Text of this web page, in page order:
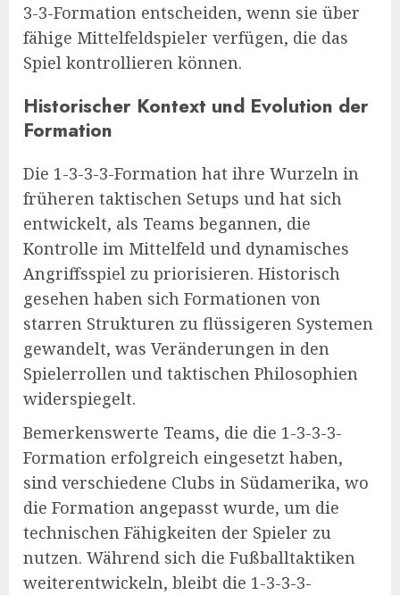
3-3-Formation entscheiden, wenn sie über
fähige Mittelfeldspieler verfügen, die das
Spiel kontrollieren können.
Historischer Kontext und Evolution der
Formation
Die 1-3-3-3-Formation hat ihre Wurzeln in
früheren taktischen Setups und hat sich
entwickelt, als Teams begannen, die
Kontrolle im Mittelfeld und dynamisches
Angriffsspiel zu priorisieren. Historisch
gesehen haben sich Formationen von
starren Strukturen zu flüssigeren Systemen
gewandelt, was Veränderungen in den
Spielerrollen und taktischen Philosophien
widerspiegelt.
Bemerkenswerte Teams, die die 1-3-3-3-
Formation erfolgreich eingesetzt haben,
sind verschiedene Clubs in Südamerika, wo
die Formation angepasst wurde, um die
technischen Fähigkeiten der Spieler zu
nutzen. Während sich die Fußballtaktiken
weiterentwickeln, bleibt die 1-3-3-3-